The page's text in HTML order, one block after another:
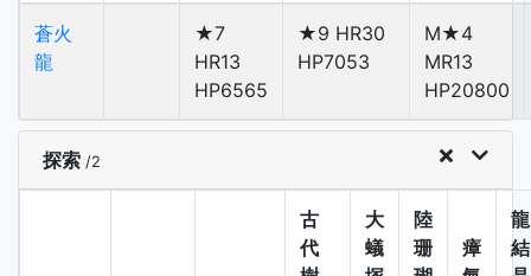
蒼火
龍
★7
HR13
HP6565
★9 HR30
HP7053
M★4
MR13
HP20800
探索 /2
古
代
大
蟻
陸
珊
瘴
龍
結